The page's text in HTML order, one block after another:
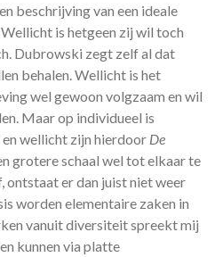
beschrijving van een ideale
is hetgeen zij wil toch
Dubrowski zegt zelf al dat
behalen. Wellicht is het
wel gewoon volgzaam en wil
Maar op individueel is
wellicht zijn hierdoor De
grotere schaal wel tot elkaar te
ontstaat er dan juist niet weer
worden elementaire zaken in
vanuit diversiteit spreekt mij
kunnen via platte